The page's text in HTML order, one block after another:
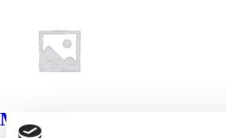
Mineral Eye Contour SPF 50